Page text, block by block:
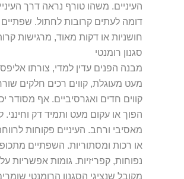
העיניים. משהו טורף נראה דרך
דומה לעתים קרובות לחתול.
חושניות או דקות מאוד, מרגישות
סגנון רומנטי
מבנה הפנים עדין למדי, צורתו
מעט מעוגלת, קווים רכים חלקים
קווים חדים ואגרסיביים. אף מסודר
הפוך או עקום מעט ותמיד דק וחינני.
מאסיבי ורחב. העיניים פקוחות
או רכות ומסתוריות. השפתיים
נפוחות, קפריזיות. גומות אפשריות
מקובל שנציגי הסגנון הרומנטי